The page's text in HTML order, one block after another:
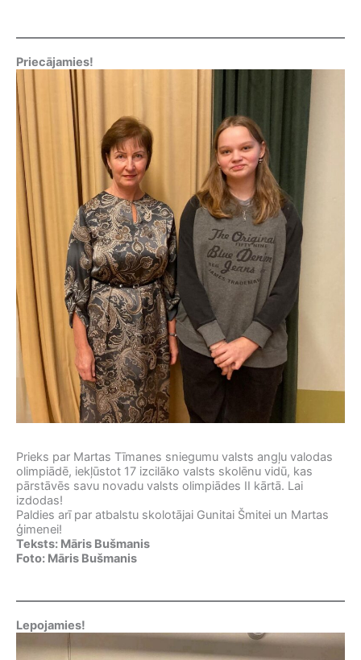
Priecājamies!
Prieks par Martas Tīmanes sniegumu valsts angļu valodas
olimpiādē, iekļūstot 17 izcilāko valsts skolēnu vidū, kas
pārstāvēs savu novadu valsts olimpiādes II kārtā. Lai
izdodas!
Paldies arī par atbalstu skolotājai Gunitai Šmitei un Martas
ģimenei!
Teksts: Māris Bušmanis
Foto: Māris Bušmanis
Lepojamies!